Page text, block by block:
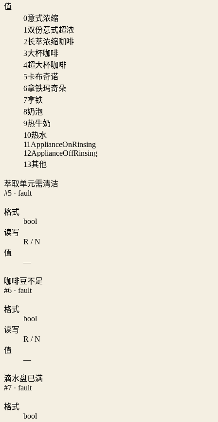
值
0意式浓缩
1 双份意式超浓
2长萃浓缩咖啡
3大杯咖啡
4超大杯咖啡
5卡布奇诺
6拿铁玛奇朵
7拿铁
8奶泡
9热牛奶
10热水
11 ApplianceOnRinsing
12ApplianceOffRinsing
13其他
萃取单元需清洁
#5 · fault
格式
bool
读写
R / N
值
—
咖啡豆不足
#6 · fault
格式
bool
读写
R / N
值
—
滴水盘已满
#7 · fault
格式
bool